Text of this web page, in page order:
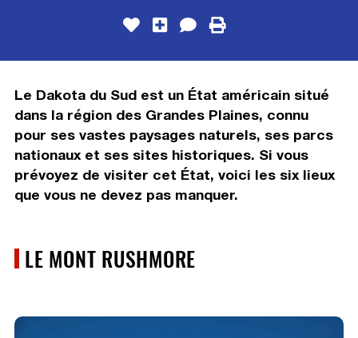
Le Dakota du Sud est un État américain situé
dans la région des Grandes Plaines, connu
pour ses vastes paysages naturels, ses parcs
nationaux et ses sites historiques. Si vous
prévoyez de visiter cet État, voici les six lieux
que vous ne devez pas manquer.
LE MONT RUSHMORE